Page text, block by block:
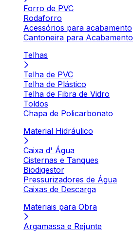
Forro de PVC
Rodaforro
Acessórios para acabamento
Cantoneira para Acabamento
Telhas
Telha de PVC
Telha de Plástico
Telha de Fibra de Vidro
Toldos
Chapa de Policarbonato
Material Hidráulico
Caixa d' Água
Cisternas e Tanques
Biodigestor
Pressurizadores de Água
Caixas de Descarga
Materiais para Obra
Argamassa e Rejunte